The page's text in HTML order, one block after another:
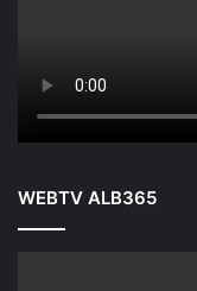
WEBTV ALB365